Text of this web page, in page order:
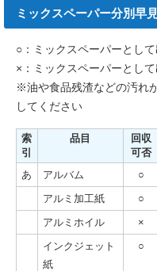
ミックスペーパー分別早
○：ミックスペーパーとして
×：ミックスペーパーとして
※油や食品残渣などの汚れ
してください
索
引
品目
回収
可否
あ アルバム ○
アルミ加工紙
○
アルミホイル
×
インクジェット
紙
○